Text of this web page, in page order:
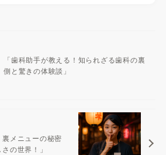
「歯科助手が教える！知られざる歯科の裏
側と驚きの体験談」
裏メニューの秘密
の世界！」